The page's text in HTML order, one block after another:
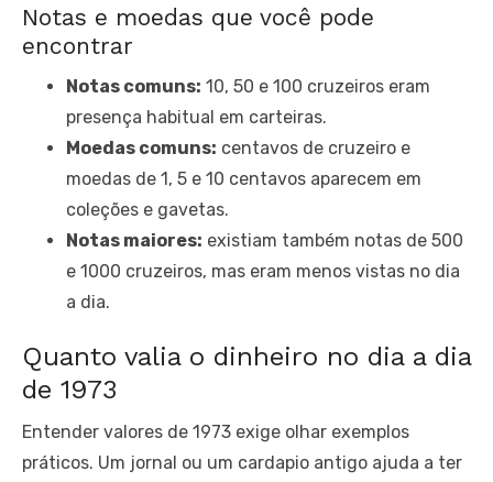
Notas e moedas que você pode
encontrar
Notas comuns: 10, 50 e 100 cruzeiros eram
presença habitual em carteiras.
Moedas comuns: centavos de cruzeiro e
moedas de 1, 5 e 10 centavos aparecem em
coleções e gavetas.
Notas maiores: existiam também notas de 500
e 1000 cruzeiros, mas eram menos vistas no dia
a dia.
Quanto valia o dinheiro no dia a dia
de 1973
Entender valores de 1973 exige olhar exemplos
práticos. Um jornal ou um cardapio antigo ajuda a ter